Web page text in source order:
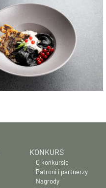
KONKURS
O konkursie
Patroni i partnerzy
Nagrody